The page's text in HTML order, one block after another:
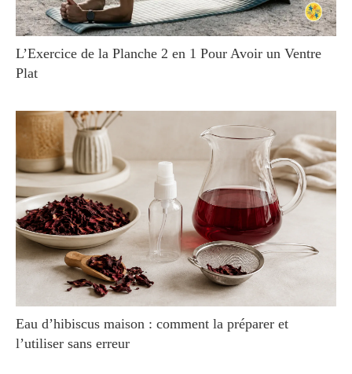
L’Exercice de la Planche 2 en 1 Pour Avoir un Ventre
Plat
Eau d’hibiscus maison : comment la préparer et
l’utiliser sans erreur